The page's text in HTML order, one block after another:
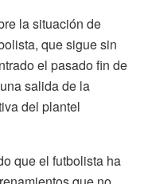
la situación de
que sigue sin
el pasado fin de
salida de la
del plantel
que el futbolista ha